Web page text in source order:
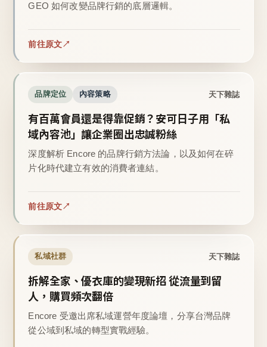
GEO 如何改變品牌行銷的底層邏輯。
前往原文
品牌定位 內容策略 天下雜誌
有百萬會員還是得靠促銷？安可日子用「私
域內容池」讓企業圈出忠誠粉絲
深度解析 Encore 的品牌行銷方法論，以及如何在碎
片化時代建立有效的消費者連結。
前往原文
私域社群 天下雜誌
拆解全家、優衣庫的變現新招 從流量到留
人，購買頻次翻倍
Encore 受邀出席私域運營年度論壇，分享台灣品牌
從公域到私域的轉型實戰經驗。